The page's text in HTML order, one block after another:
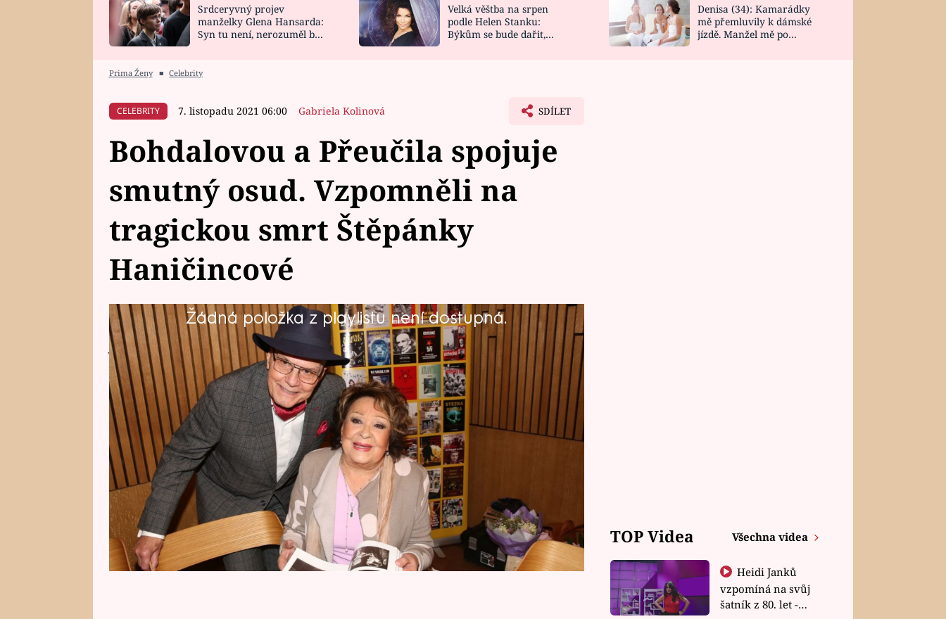
HOROSKOP NA
CELEBRITY
VAŘENÍ
NOVINKY
VIDEORECEPTY
DESIGN
Srdceryvný projev
manželky Glena Hansarda:
Syn tu není, nerozuměl by
Velká věštba na srpen
podle Helen Stanku:
Býkům se bude dařit,
Denisa (34): Kamarádky
mě přemluvily k dámské
jízdě. Manžel mě po
Prima Ženy ■ Celebrity
CELEBRITY 7. listopadu 2021 06:00 Gabriela Kolinová SDÍLET
Bohdalovou a Přeučila spojuje
smutný osud. Vzpomněli na
tragickou smrt Štěpánky
Haničincové
Žádná položka z playlistu není dostupná.
Herec Jan Přeučil pokřtil životopisnou knihu s názvem Deset klobouků
Jana Přeučila. Za kmotru si vybral Jiřinu Bohdalovou. Znají se už od
studentských let a mají toho hodně společného. Pojí je i velmi
bolestivé rodinné vzpomínky. Jejich tátové byli političtí vězni a skončili
za mřížemi za velezradu. František Přeučil dostal dokonce ve
vykonstruovaném procesu s doktorkou Miladou Horákovou doživotí.
TOP Videa Všechna videa
Heidi Janků
vzpomíná na svůj
šatník z 80. let -